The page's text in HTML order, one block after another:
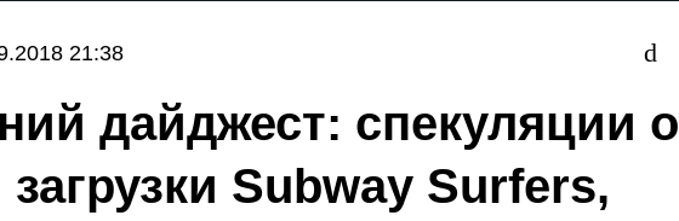
21:38
дайджест: спекуляции о
загрузки Subway Surfers,